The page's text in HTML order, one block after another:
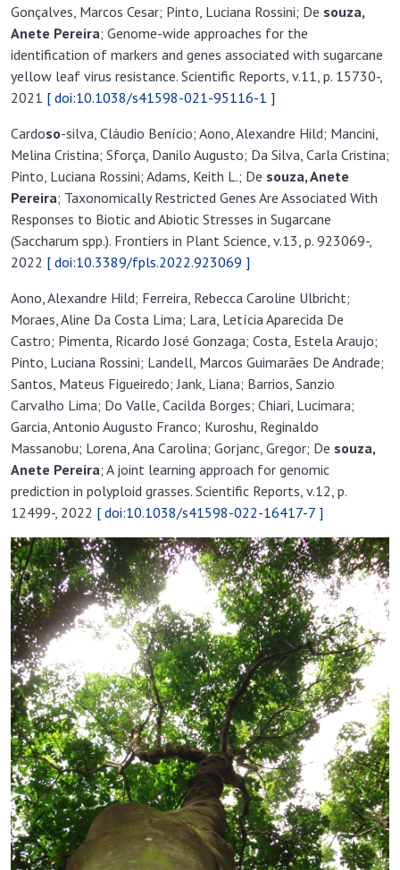
Gonçalves, Marcos Cesar; Pinto, Luciana Rossini; De souza,
Anete Pereira; Genome-wide approaches for the
identification of markers and genes associated with sugarcane
yellow leaf virus resistance. Scientific Reports, v.11, p. 15730-,
2021 [ doi:10.1038/s41598-021-95116-1 ]
Cardoso-silva, Cláudio Benício; Aono, Alexandre Hild; Mancini,
Melina Cristina; Sforça, Danilo Augusto; Da Silva, Carla Cristina;
Pinto, Luciana Rossini; Adams, Keith L.; De souza, Anete
Pereira; Taxonomically Restricted Genes Are Associated With
Responses to Biotic and Abiotic Stresses in Sugarcane
(Saccharum spp.). Frontiers in Plant Science, v.13, p. 923069-,
2022 [ doi:10.3389/fpls.2022.923069 ]
Aono, Alexandre Hild; Ferreira, Rebecca Caroline Ulbricht;
Moraes, Aline Da Costa Lima; Lara, Letícia Aparecida De
Castro; Pimenta, Ricardo José Gonzaga; Costa, Estela Araujo;
Pinto, Luciana Rossini; Landell, Marcos Guimarães De Andrade;
Santos, Mateus Figueiredo; Jank, Liana; Barrios, Sanzio
Carvalho Lima; Do Valle, Cacilda Borges; Chiari, Lucimara;
Garcia, Antonio Augusto Franco; Kuroshu, Reginaldo
Massanobu; Lorena, Ana Carolina; Gorjanc, Gregor; De souza,
Anete Pereira; A joint learning approach for genomic
prediction in polyploid grasses. Scientific Reports, v.12, p.
12499-, 2022 [ doi:10.1038/s41598-022-16417-7 ]
Previous Next